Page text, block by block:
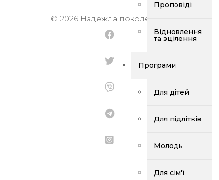
Проповіді
Відновлення
та зцілення
Програми
Для дітей
Для підлітків
Молодь
Для сім'ї
© 2026 Надежда поколений.